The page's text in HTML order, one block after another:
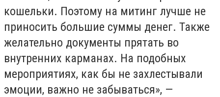
кошельки. Поэтому на митинг лучше не
приносить большие суммы денег. Также
желательно документы прятать во
внутренних карманах. На подобных
мероприятиях, как бы не захлестывали
эмоции, важно не забываться», —